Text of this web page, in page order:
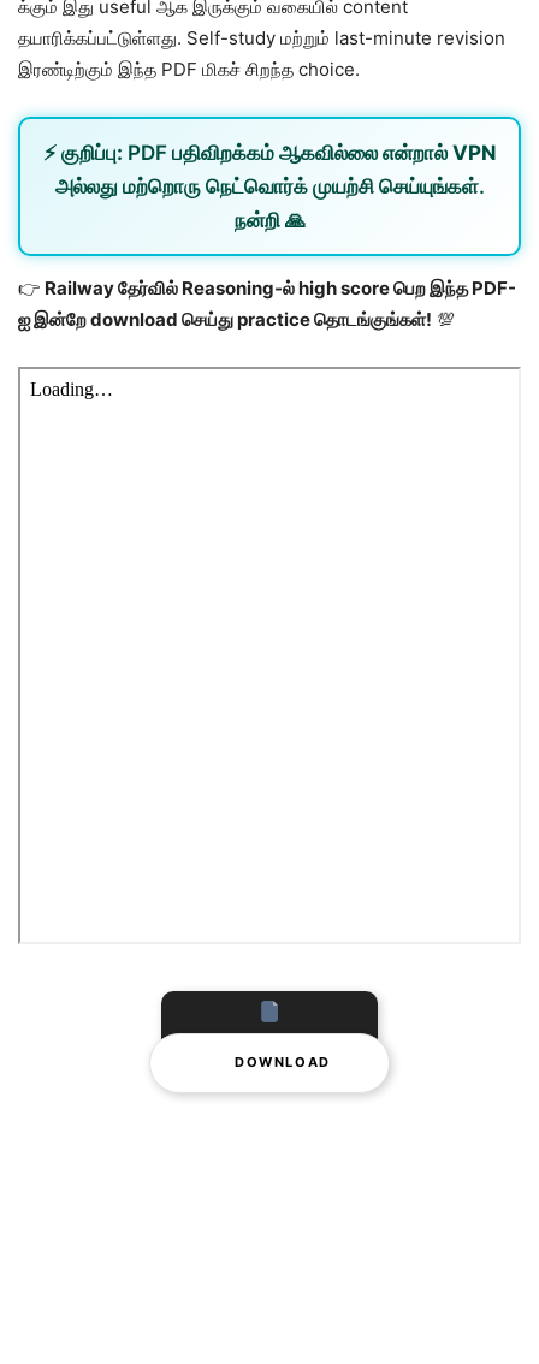
க்கும் இது useful ஆக இருக்கும் வகையில் content
தயாரிக்கப்பட்டுள்ளது. Self-study மற்றும் last-minute revision
இரண்டிற்கும் இந்த PDF மிகச் சிறந்த choice.
⚡ குறிப்பு: PDF பதிவிறக்கம் ஆகவில்லை என்றால் VPN
அல்லது மற்றொரு நெட்வொர்க்முயற்சி செய்யுங்கள்.
நன்றி 🙏
👉 Railway தேர்வில் Reasoning-ல் high score பெற இந்த PDF-
ஐ இன்றே download செய்து practice தொடங்குங்கள்! 💯
DOWNLOAD